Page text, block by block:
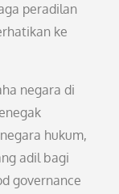
peradilan
ke
negara di
hukum,
adil bagi
governance